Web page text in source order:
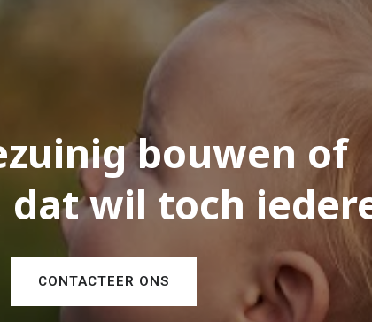
bouwen of
wil toch
CONTACTEER ONS